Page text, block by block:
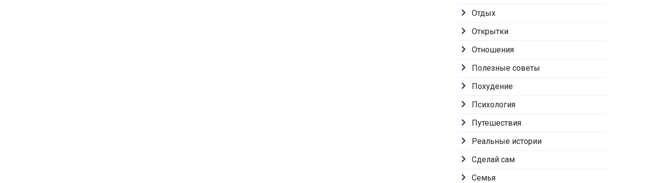
Отдых
Открытки
Отношения
Полезные советы
Похудение
Психология
Путешествия
Реальные истории
Сделай сам
Семья